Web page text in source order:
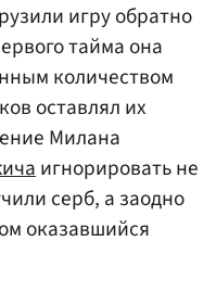
игру обратно
тайма она
количеством
оставлял их
Милана
игнорировать не
серб, а заодно
оказавшийся